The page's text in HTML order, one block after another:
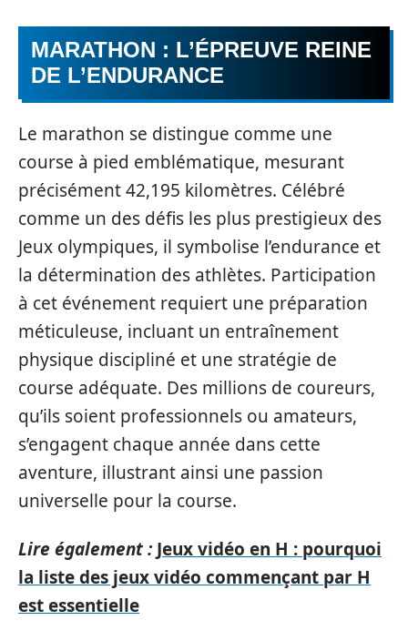
MARATHON : L’ÉPREUVE REINE
DE L’ENDURANCE
Le marathon se distingue comme une
course à pied emblématique, mesurant
précisément 42,195 kilomètres. Célébré
comme un des défis les plus prestigieux des
Jeux olympiques, il symbolise l’endurance et
la détermination des athlètes. Participation
à cet événement requiert une préparation
méticuleuse, incluant un entraînement
physique discipliné et une stratégie de
course adéquate. Des millions de coureurs,
qu’ils soient professionnels ou amateurs,
s’engagent chaque année dans cette
aventure, illustrant ainsi une passion
universelle pour la course.
Lire également : Jeux vidéo en H : pourquoi
la liste des jeux vidéo commençant par H
est essentielle